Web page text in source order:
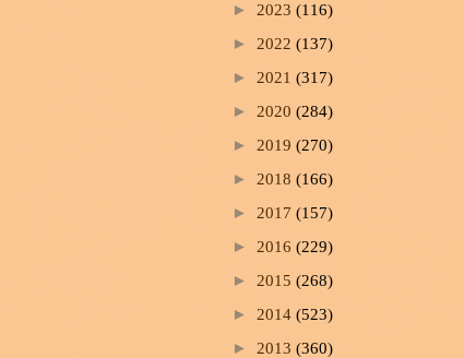
► 2023 (116)
► 2022 (137)
► 2021 (317)
► 2020 (284)
► 2019 (270)
► 2018 (166)
► 2017 (157)
► 2016 (229)
► 2015 (268)
► 2014 (523)
► 2013 (360)